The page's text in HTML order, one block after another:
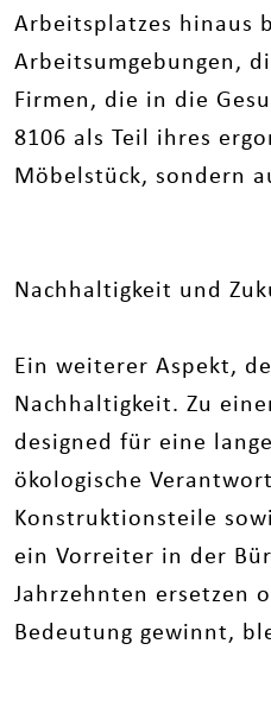
Arbeitsplatzes hinaus
Arbeitsumgebungen,
Firmen, die in die
8106 als Teil ihres
Möbelstück, sondern
Nachhaltigkeit und
Ein weiterer Aspekt,
Nachhaltigkeit. Zu
designed für eine
ökologische
Konstruktionsteile
ein Vorreiter in der
Jahrzehnten ersetzen
Bedeutung gewinnt,